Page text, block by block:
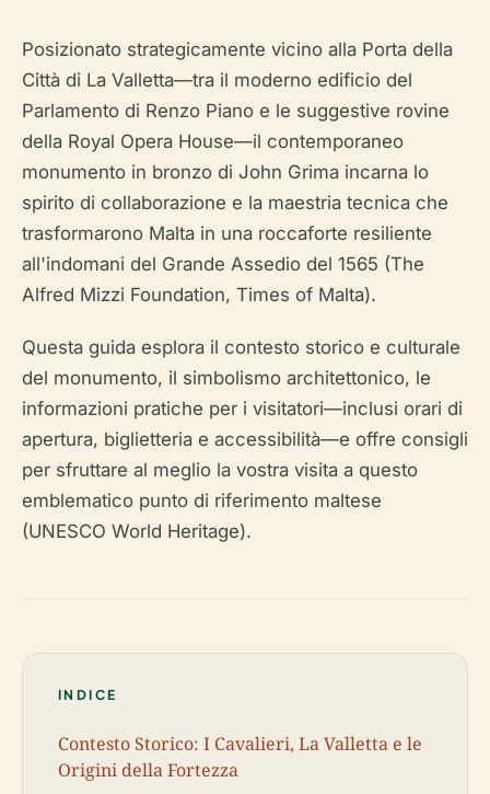
Posizionato strategicamente vicino alla Porta della
Città di La Valletta—tra il moderno edificio del
Parlamento di Renzo Piano e le suggestive rovine
della Royal Opera House—il contemporaneo
monumento in bronzo di John Grima incarna lo
spirito di collaborazione e la maestria tecnica che
trasformarono Malta in una roccaforte resiliente
all'indomani del Grande Assedio del 1565 (The
Alfred Mizzi Foundation, Times of Malta).
Questa guida esplora il contesto storico e culturale
del monumento, il simbolismo architettonico, le
informazioni pratiche per i visitatori—inclusi orari di
apertura, biglietteria e accessibilità—e offre consigli
per sfruttare al meglio la vostra visita a questo
emblematico punto di riferimento maltese
(UNESCO World Heritage).
INDICE
Contesto Storico: I Cavalieri, La Valletta e le
Origini della Fortezza